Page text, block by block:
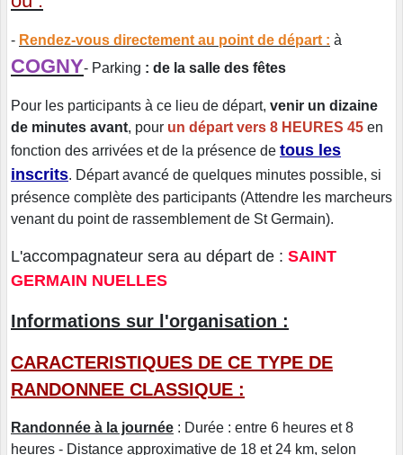
- Rendez-vous directement au point de départ : à
COGNY- Parking : de la salle des fêtes
Pour les participants à ce lieu de départ, venir un dizaine
de minutes avant, pour un départ vers 8 HEURES 45 en
fonction des arrivées et de la présence de tous les
inscrits. Départ avancé de quelques minutes possible, si
présence complète des participants (Attendre les marcheurs
venant du point de rassemblement de St Germain).
L'accompagnateur sera au départ de : SAINT
GERMAIN NUELLES
Informations sur l'organisation :
CARACTERISTIQUES DE CE TYPE DE
RANDONNEE CLASSIQUE :
Randonnée à la journée : Durée : entre 6 heures et 8
heures - Distance approximative de 18 et 24 km, selon